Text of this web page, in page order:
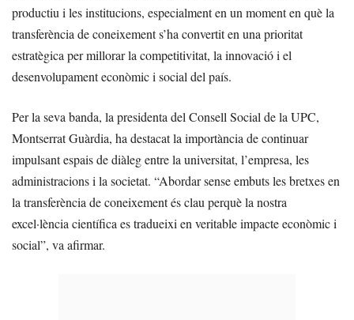
productiu i les institucions, especialment en un moment en què la
transferència de coneixement s’ha convertit en una prioritat
estratègica per millorar la competitivitat, la innovació i el
desenvolupament econòmic i social del país.
Per la seva banda, la presidenta del Consell Social de la UPC,
Montserrat Guàrdia, ha destacat la importància de continuar
impulsant espais de diàleg entre la universitat, l’empresa, les
administracions i la societat. “Abordar sense embuts les bretxes en
la transferència de coneixement és clau perquè la nostra
excel·lència científica es tradueixi en veritable impacte econòmic i
social”, va afirmar.